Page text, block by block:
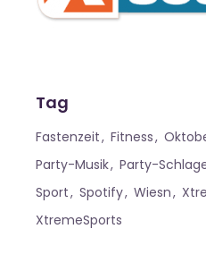
Tag
Fastenzeit Fitness
Party-Musik
Party-
Sport
Spotify Wiesn
XtremeSports